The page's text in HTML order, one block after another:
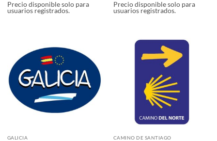
Precio disponible solo para
usuarios registrados.
Precio disponible solo para
usuarios registrados.
GALICIA CAMINO DE SANTIAGO